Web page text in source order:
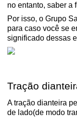
no entanto, saber a
Por isso, o Grupo
para caso você se
significado dessas
Tração
A tração dianteira
de lado(de modo